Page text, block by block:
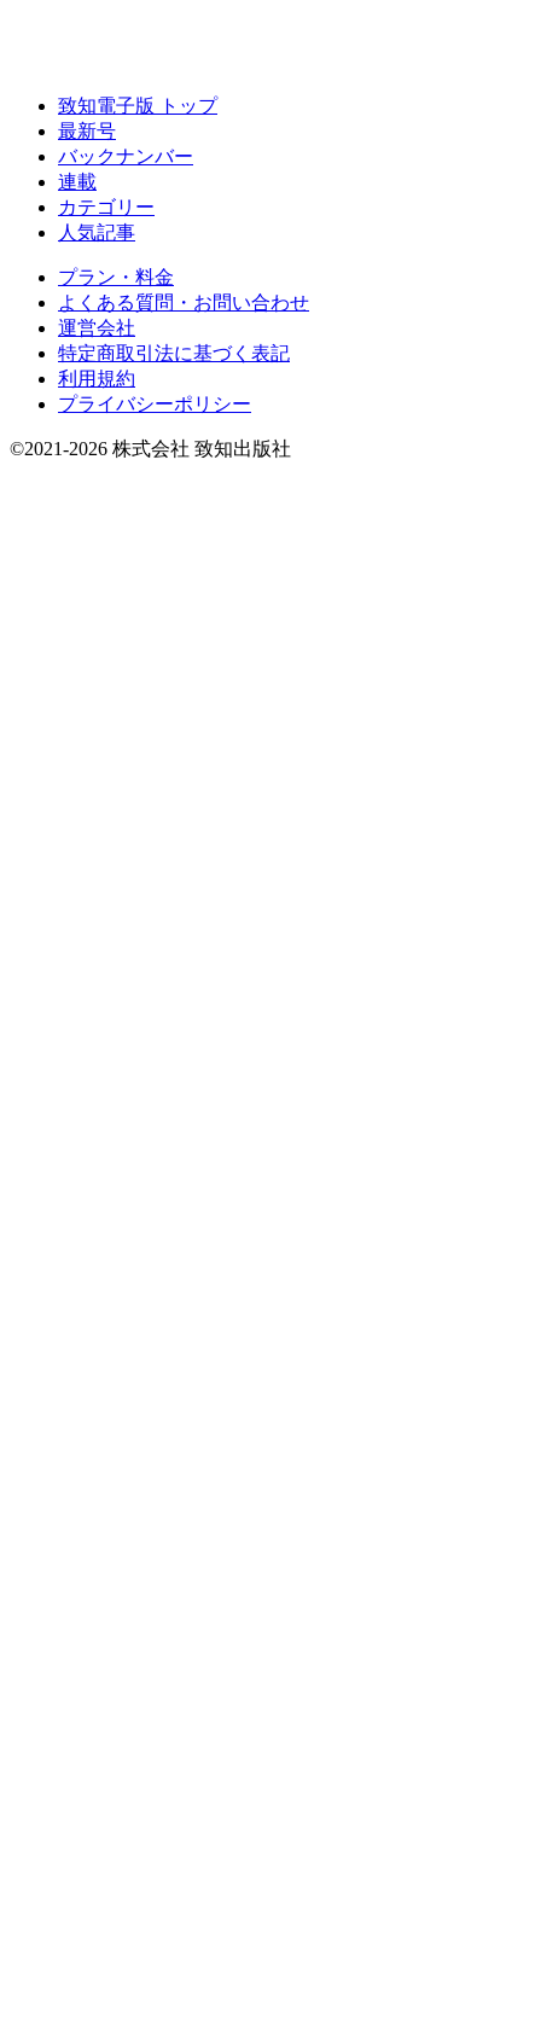
致知電子版 トップ
最新号
バックナンバー
連載
カテゴリー
人気記事
プラン・料金
よくある質問・お問い合わせ
運営会社
特定商取引法に基づく表記
利用規約
プライバシーポリシー
©2021-2026 株式会社 致知出版社